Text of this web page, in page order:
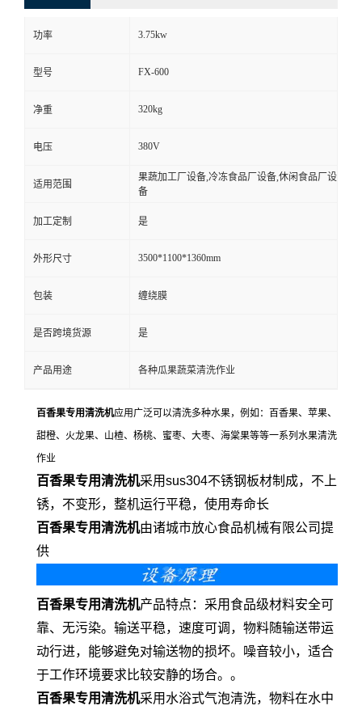
功率 3.75kw
型号 FX-600
净重 320kg
电压 380V
适用范围
果蔬加工厂设备,冷冻食品厂设备,休闲食品厂设
备
加工定制 是
外形尺寸 3500*1100*1360mm
包装 缠绕膜
是否跨境货源 是
产品用途 各种瓜果蔬菜清洗作业
百香果专用清洗机应用广泛可以清洗多种水果，例如：百香果、苹果、
甜橙、火龙果、山楂、杨桃、蜜枣、大枣、海棠果等等一系列水果清洗
作业
百香果专用清洗机采用sus304不锈钢板材制成，不上
锈，不变形，整机运行平稳，使用寿命长
百香果专用清洗机由诸城市放心食品机械有限公司提
供
百香果专用清洗机产品特点：采用食品级材料安全可
靠、无污染。输送平稳，速度可调，物料随输送带运
动行进，能够避免对输送物的损坏。噪音较小，适合
于工作环境要求比较安静的场合。。
百香果专用清洗机采用水浴式气泡清洗，物料在水中